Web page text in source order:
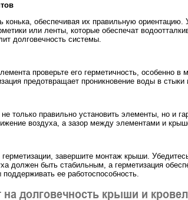
обеспечивая их правильную
или ленты, которые обеспечат
долговечность системы.
проверьте его герметичность,
предотвращает проникновение воды в
только правильно установить элементы, но и
воздуха, а зазор между элементами и
завершите монтаж крыши.
должен быть стабильным, а герметизация
ее работоспособность.
на долговечность крыши и